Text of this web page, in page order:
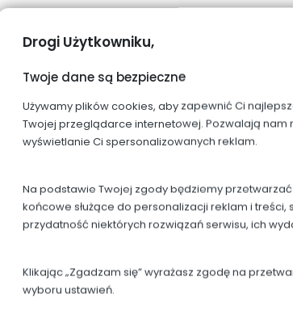
Drogi Użytkowniku,
Twoje dane są bezpieczne
Używamy plików cookies, aby zapewnić Ci
Twojej przeglądarce internetowej. Pozwalają
wyświetlanie Ci spersonalizowanych reklam.
Na podstawie Twojej zgody będziemy
końcowe służące do personalizacji reklam i
przydatność niektórych rozwiązań serwisu, ich
Klikając „Zgadzam się” wyrażasz zgodę na
wyboru ustawień.